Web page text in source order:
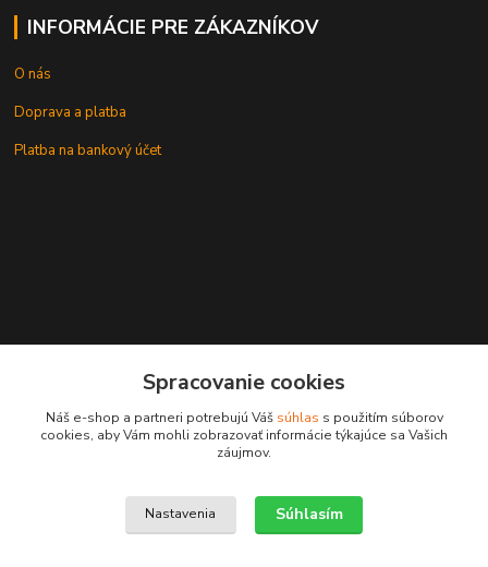
INFORMÁCIE PRE ZÁKAZNÍKOV
O nás
Doprava a platba
Platba na bankový účet
leksunsro@gmail.com
Upravit sběr cookies.
Spracovanie cookies
Náš e-shop a partneri potrebujú Váš súhlas s použitím súborov
cookies, aby Vám mohli zobrazovať informácie týkajúce sa Vašich
záujmov.
Nastavenia Súhlasím